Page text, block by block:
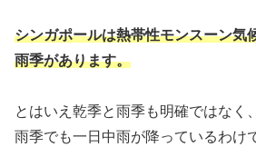
シンガポールは熱帯性モンスーン気
雨季があります。
とはいえ乾季と雨季も明確ではなく
雨季でも一日中雨が降っているわけ